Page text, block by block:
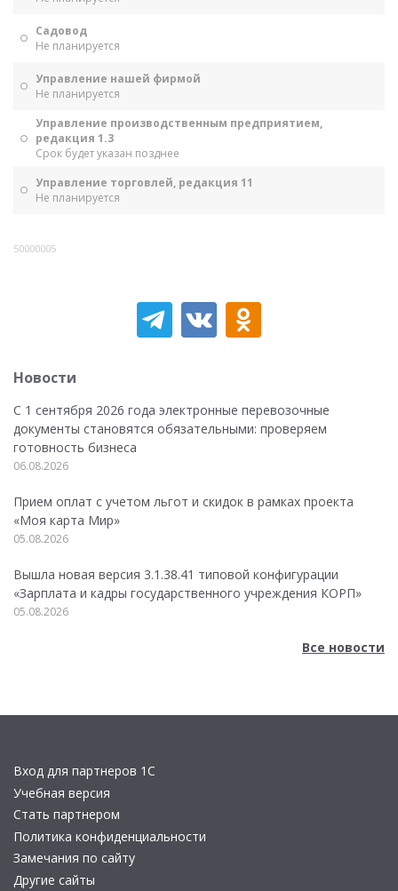
Садовод
Не планируется
Управление нашей фирмой
Не планируется
Управление производственным предприятием,
редакция 1.3
Срок будет указан позднее
Управление торговлей, редакция 11
Не планируется
50000005
Новости
С 1 сентября 2026 года электронные перевозочные
документы становятся обязательными: проверяем
готовность бизнеса
06.08.2026
Прием оплат с учетом льгот и скидок в рамках проекта
«Моя карта Мир»
05.08.2026
Вышла новая версия 3.1.38.41 типовой конфигурации
«Зарплата и кадры государственного учреждения КОРП»
05.08.2026
Все новости
Вход для партнеров 1С
Учебная версия
Стать партнером
Политика конфиденциальности
Замечания по сайту
Другие сайты